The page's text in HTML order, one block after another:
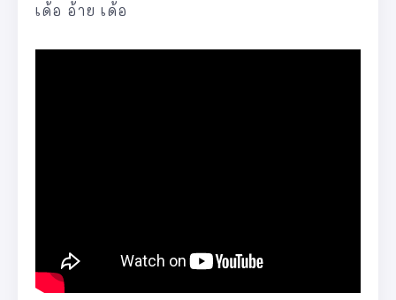
เด้อ อ้าย เด้อ